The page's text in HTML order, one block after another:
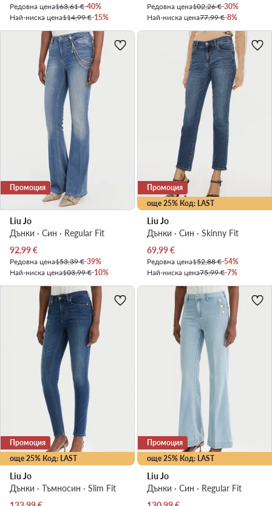
Редовна цена163,61 €-40%
Най-ниска цена114,99 €-15%
Редовна цена102,26 €-30%
Най-ниска цена77,99 €-8%
Промоция
Liu Jo
Дънки · Син · Regular Fit
Актуална цена
92,99€
Редовна цена153,39 €-39%
Най-ниска цена103,99 €-10%
още 25% Код: LAST
Промоция
Liu Jo
Дънки · Син · Skinny Fit
Актуална цена
69,99€
Редовна цена152,88 €-54%
Най-ниска цена75,99 €-7%
още 25% Код: LAST
Промоция
Liu Jo
Дънки · Тъмносин · Slim Fit
още 25% Код: LAST
Промоция
Liu Jo
Дънки · Син · Regular Fit